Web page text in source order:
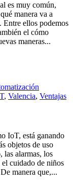
es muy común,
manera va a
Entre ellos podemos
el cómo
maneras...
, Valencia, Ventajas
IoT, está ganando
objetos de uso
las alarmas, los
cuidado de niños
manera que,...